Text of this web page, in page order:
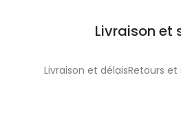
Livraison et
Livraison et délaisRetours